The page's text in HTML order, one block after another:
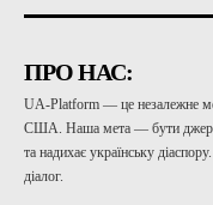
ПРО НАС:
UA-Platform — це незалежне
США. Наша мета — бути
та надихає українську
діалог.